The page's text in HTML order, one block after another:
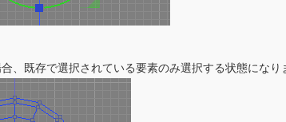
既存で選択されている要素のみ選択する状態になり